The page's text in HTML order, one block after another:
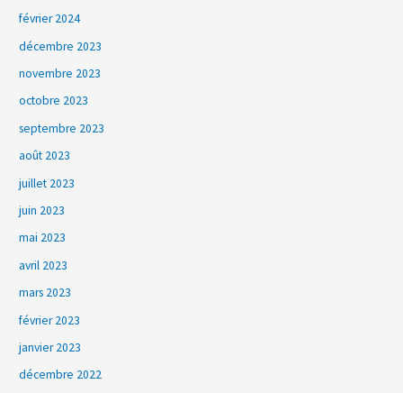
février 2024
décembre 2023
novembre 2023
octobre 2023
septembre 2023
août 2023
juillet 2023
juin 2023
mai 2023
avril 2023
mars 2023
février 2023
janvier 2023
décembre 2022